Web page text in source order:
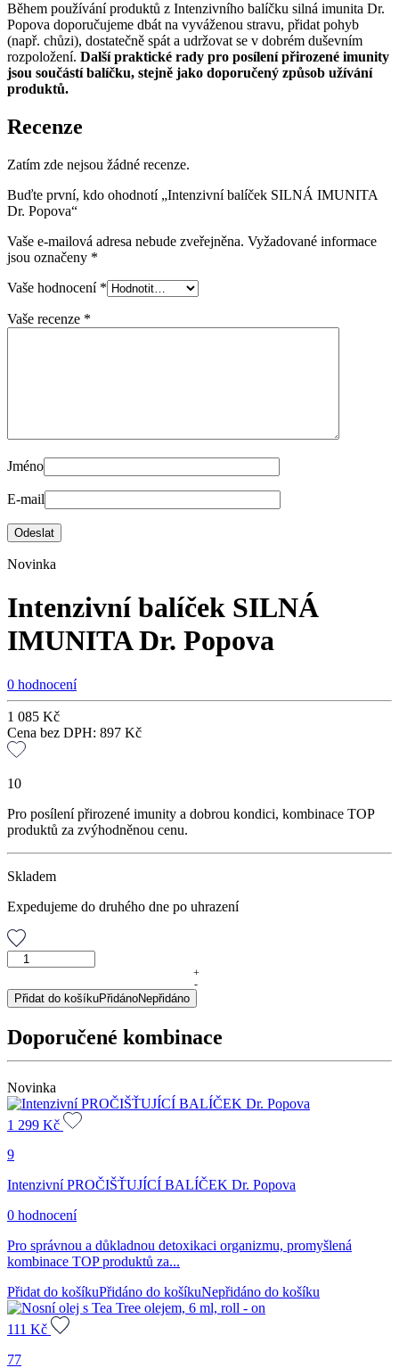
Během používání produktů z Intenzivního balíčku silná imunita Dr.
Popova doporučujeme dbát na vyváženou stravu, přidat pohyb
(např. chůzi), dostatečně spát a udržovat se v dobrém duševním
rozpoložení. Další praktické rady pro posílení přirozené imunity
jsou součástí balíčku, stejně jako doporučený způsob užívání
produktů.
Recenze
Zatím zde nejsou žádné recenze.
Buďte první, kdo ohodnotí „Intenzivní balíček SILNÁ IMUNITA
Dr. Popova“
Vaše e-mailová adresa nebude zveřejněna. Vyžadované informace
jsou označeny *
Vaše hodnocení *
Vaše recenze *
Jméno
E-mail
Novinka
Intenzivní balíček SILNÁ
IMUNITA Dr. Popova
0 hodnocení
1 085 Kč
Cena bez DPH: 897 Kč
10
Pro posílení přirozené imunity a dobrou kondici, kombinace TOP
produktů za zvýhodněnou cenu.
Skladem
Expedujeme do druhého dne po uhrazení
Intenzivní
SILNÁ
IMUNITA
Popova
množství
+
-
Přidat do košíkuPřidánoNepřidáno
Doporučené kombinace
Novinka
1 299 Kč
9
Intenzivní PROČIŠŤUJÍCÍ BALÍČEK Dr. Popova
0 hodnocení
Pro správnou a důkladnou detoxikaci organizmu, promyšlená
kombinace TOP produktů za...
Přidat do košíkuPřidáno do košíkuNepřidáno do košíku
111 Kč
77